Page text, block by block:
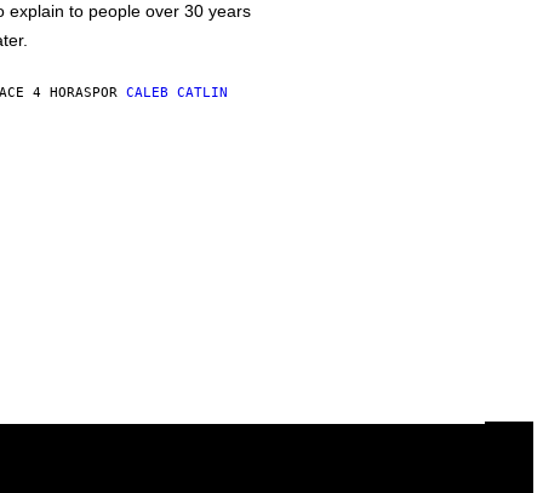
explain to people over 30 years
4 HORASPOR CALEB CATLIN